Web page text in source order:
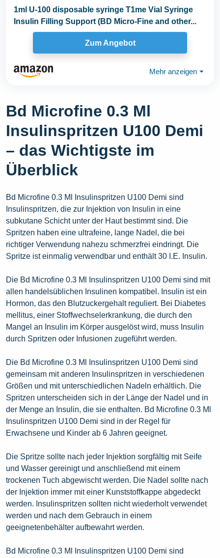
1ml U-100 disposable syringe T1me Vial Syringe
Insulin Filling Support (BD Micro-Fine and other...
Zum Angebot
Mehr anzeigen ⏷
Bd Microfine 0.3 Ml
Insulinspritzen U100 Demi
– das Wichtigste im
Überblick
Bd Microfine 0.3 Ml Insulinspritzen U100 Demi sind
Insulinspritzen, die zur Injektion von Insulin in eine
subkutane Schicht unter der Haut bestimmt sind. Die
Spritzen haben eine ultrafeine, lange Nadel, die bei
richtiger Verwendung nahezu schmerzfrei eindringt. Die
Spritze ist einmalig verwendbar und enthält 30 I.E. Insulin.
Die Bd Microfine 0.3 Ml Insulinspritzen U100 Demi sind mit
allen handelsüblichen Insulinen kompatibel. Insulin ist ein
Hormon, das den Blutzuckergehalt reguliert. Bei Diabetes
mellitus, einer Stoffwechselerkrankung, die durch den
Mangel an Insulin im Körper ausgelöst wird, muss Insulin
durch Spritzen oder Infusionen zugeführt werden.
Die Bd Microfine 0.3 Ml Insulinspritzen U100 Demi sind
gemeinsam mit anderen Insulinspritzen in verschiedenen
Größen und mit unterschiedlichen Nadeln erhältlich. Die
Spritzen unterscheiden sich in der Länge der Nadel und in
der Menge an Insulin, die sie enthalten. Bd Microfine 0.3 Ml
Insulinspritzen U100 Demi sind in der Regel für
Erwachsene und Kinder ab 6 Jahren geeignet.
Die Spritze sollte nach jeder Injektion sorgfältig mit Seife
und Wasser gereinigt und anschließend mit einem
trockenen Tuch abgewischt werden. Die Nadel sollte nach
der Injektion immer mit einer Kunststoffkappe abgedeckt
werden. Insulinspritzen sollten nicht wiederholt verwendet
werden und nach dem Gebrauch in einem
geeignetenbehälter aufbewahrt werden.
Bd Microfine 0.3 Ml Insulinspritzen U100 Demi sind